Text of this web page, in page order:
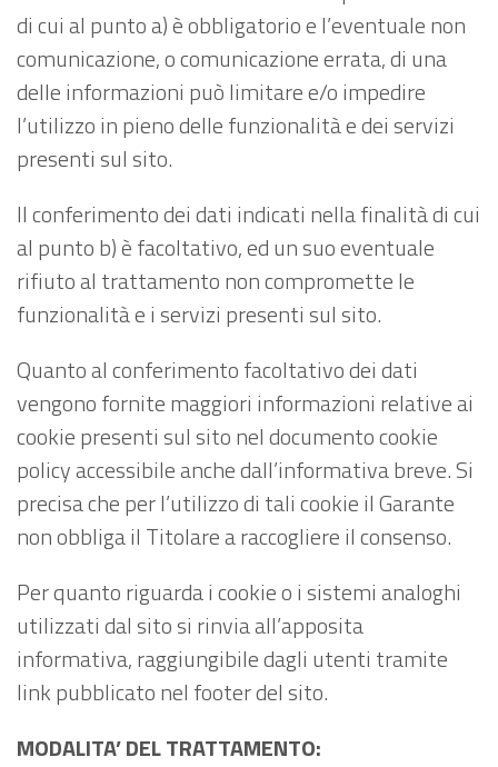
di cui al punto a) è obbligatorio e l’eventuale non
comunicazione, o comunicazione errata, di una
delle informazioni può limitare e/o impedire
l’utilizzo in pieno delle funzionalità e dei servizi
presenti sul sito.
Il conferimento dei dati indicati nella finalità di cui
al punto b) è facoltativo, ed un suo eventuale
rifiuto al trattamento non compromette le
funzionalità e i servizi presenti sul sito.
Quanto al conferimento facoltativo dei dati
vengono fornite maggiori informazioni relative ai
cookie presenti sul sito nel documento cookie
policy accessibile anche dall’informativa breve. Si
precisa che per l’utilizzo di tali cookie il Garante
non obbliga il Titolare a raccogliere il consenso.
Per quanto riguarda i cookie o i sistemi analoghi
utilizzati dal sito si rinvia all’apposita
informativa, raggiungibile dagli utenti tramite
link pubblicato nel footer del sito.
MODALITA’ DEL TRATTAMENTO: